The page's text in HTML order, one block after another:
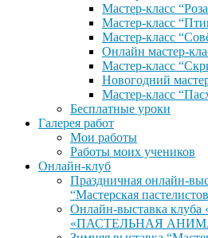
Мастер-класс
Мастер-класс
Мастер-класс
Онлайн мастер-
Мастер-класс
Новогодний
Мастер-класс
Бесплатные уроки
Галерея работ
Мои работы
Работы моих учеников
Онлайн-клуб
Праздничная онлайн-
“Мастерская
Онлайн-выставка клуба
«ПАСТЕЛЬНАЯ